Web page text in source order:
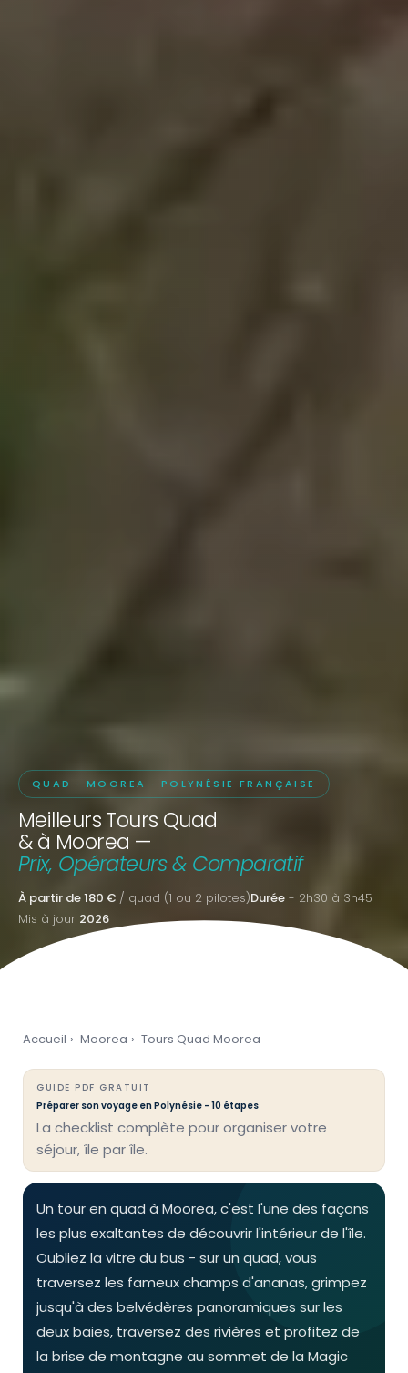
QUAD · MOOREA · POLYNÉSIE FRANÇAISE
Meilleurs Tours Quad
& à Moorea —
Prix, Opérateurs & Comparatif
À partir de 180 € / quad (1 ou 2 pilotes)Durée - 2h30 à 3h45
Mis à jour 2026
Accueil › Moorea › Tours Quad Moorea
GUIDE PDF GRATUIT
Préparer son voyage en Polynésie - 10 étapes
La checklist complète pour organiser votre
séjour, île par île.
Un tour en quad à Moorea, c'est l'une des façons
les plus exaltantes de découvrir l'intérieur de l'île.
Oubliez la vitre du bus - sur un quad, vous
traversez les fameux champs d'ananas, grimpez
jusqu'à des belvédères panoramiques sur les
deux baies, traversez des rivières et profitez de
la brise de montagne au sommet de la Magic